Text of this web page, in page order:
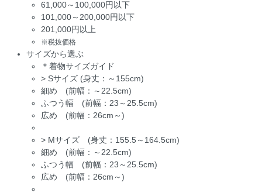
61,000～100,000円以下
101,000～200,000円以下
201,000円以上
※税抜価格
サイズから選ぶ
＊着物サイズガイド
> Sサイズ (身丈：～155cm)
細め (前幅：～22.5cm)
ふつう幅 (前幅：23～25.5cm)
広め (前幅：26cm～)
> Mサイズ (身丈：155.5～164.5cm)
細め (前幅：～22.5cm)
ふつう幅 (前幅：23～25.5cm)
広め (前幅：26cm～)